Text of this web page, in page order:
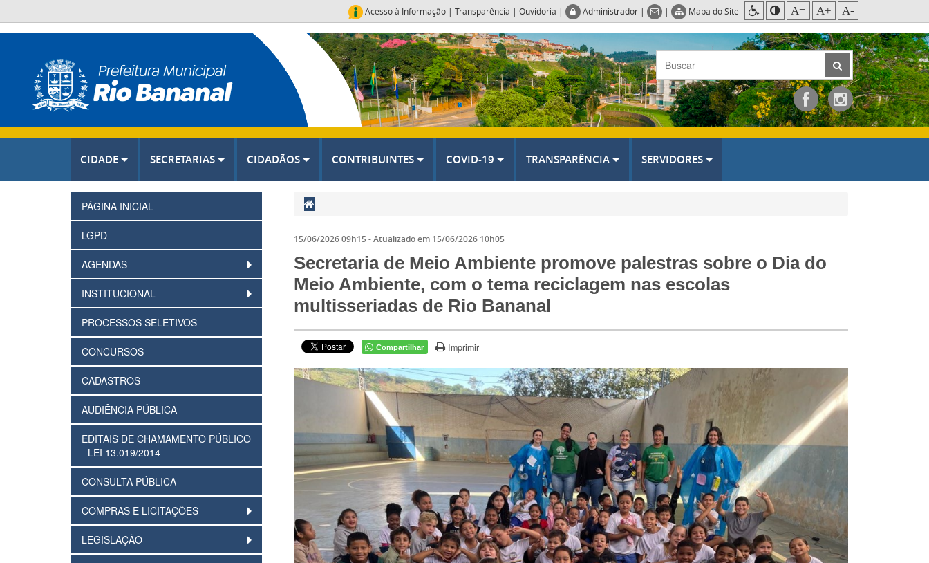
Acesso à Informação | Transparência | Ouvidoria | Administrador | | Mapa do Site A= A+ A-
CIDADE SECRETARIAS CIDADÃOS CONTRIBUINTES COVID-19 TRANSPARÊNCIA SERVIDORES
PÁGINA INICIAL
LGPD
AGENDAS
INSTITUCIONAL
PROCESSOS SELETIVOS
CONCURSOS
CADASTROS
AUDIÊNCIA PÚBLICA
EDITAIS DE CHAMAMENTO PÚBLICO
- LEI 13.019/2014
CONSULTA PÚBLICA
COMPRAS E LICITAÇÕES
LEGISLAÇÃO
15/06/2026 09h15- Atualizado em 15/06/2026 10h05
Secretaria de Meio Ambiente promove palestras sobre o Dia do
Meio Ambiente, com o tema reciclagem nas escolas
multisseriadas de Rio Bananal
Compartilhar Imprimir